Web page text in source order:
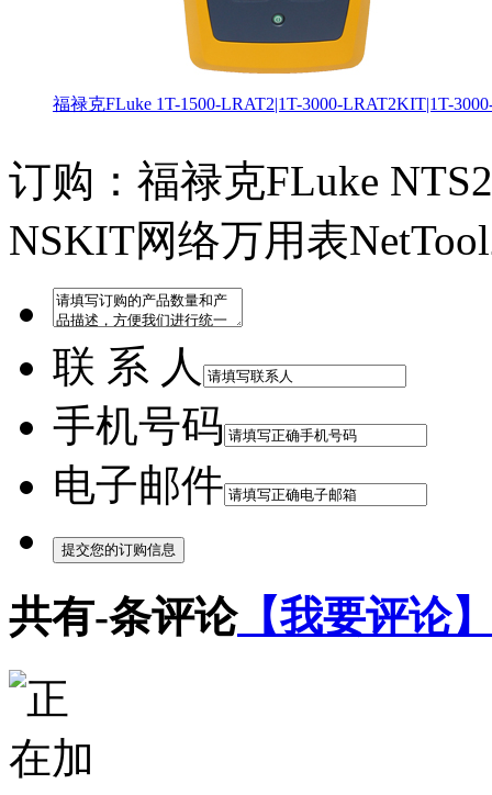
福禄克FLuke 1T-1500-LRAT2|1T-3000-LRAT2KIT|1T-
订购：福禄克FLuke
NSKIT网络万用表
联 系 人
手机号码
电子邮件
共有-条评论【我要评论